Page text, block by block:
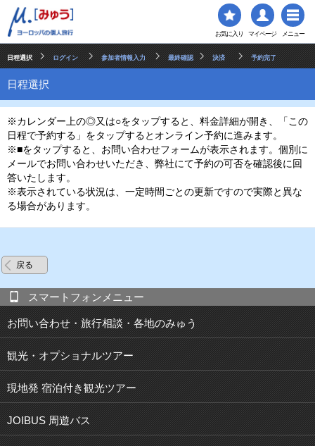
お気に入り マイページ メニュー
日程選択 ログイン 参加者情報入力 最終確認 決済 予約完了
日程選択
※カレンダー上の◎又は○をタップすると、料金詳細が開き、「この
日程で予約する」をタップするとオンライン予約に進みます。
※■をタップすると、お問い合わせフォームが表示されます。個別に
メールでお問い合わせいただき、弊社にて予約の可否を確認後に回
答いたします。
※表示されている状況は、一定時間ごとの更新ですので実際と異な
る場合があります。
戻る
スマートフォンメニュー
お問い合わせ・旅行相談・各地のみゅう
観光・オプショナルツアー
現地発 宿泊付き観光ツアー
JOIBUS 周遊バス